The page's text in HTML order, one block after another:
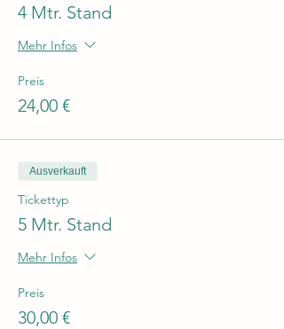
4 Mtr. Stand
Mehr Infos
Preis
24,00 €
Ausverkauft
Tickettyp
5 Mtr. Stand
Mehr Infos
Preis
30,00 €